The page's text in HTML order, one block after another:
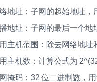
地址：子网的起始地址
地址：子网的最后一个
主机范围：除去网络地址
主机数：计算公式为
掩码：32 位二进制数，